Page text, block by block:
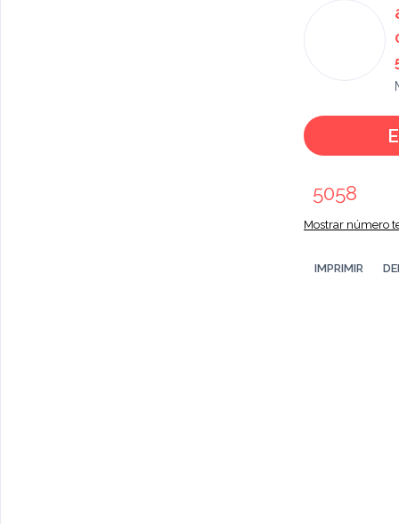
5058
Mostrar número
IMPRIMIR